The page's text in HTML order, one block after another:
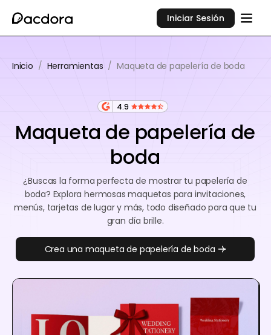
Iniciar Sesión
Inicio / Herramientas / Maqueta de papelería de boda
4.9
Maqueta de papelería de
boda
¿Buscas la forma perfecta de mostrar tu papelería de
boda? Explora hermosas maquetas para invitaciones,
menús, tarjetas de lugar y más, todo diseñado para que tu
gran día brille.
Crea una maqueta de papelería de boda